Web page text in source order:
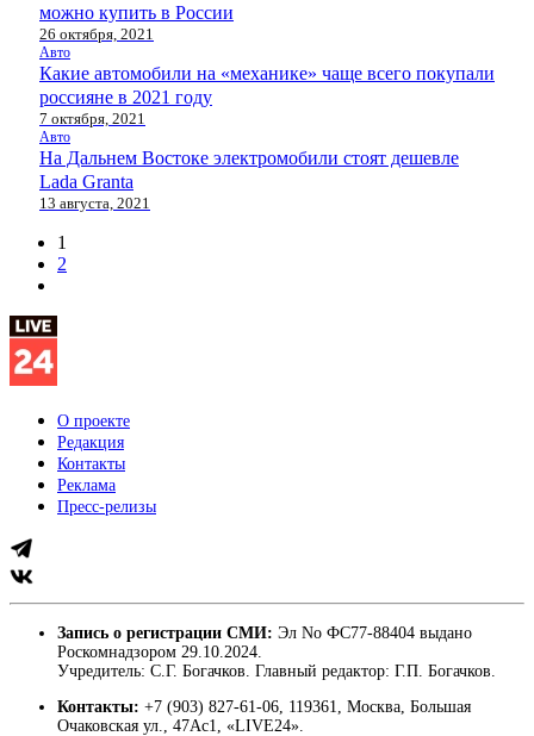
можно купить в России
26 октября, 2021
Авто
Какие автомобили на «механике» чаще всего покупали
россияне в 2021 году
7 октября, 2021
Авто
На Дальнем Востоке электромобили стоят дешевле
Lada Granta
13 августа, 2021
1
2
О проекте
Редакция
Контакты
Реклама
Пресс-релизы
Запись о регистрации СМИ: Эл No ФС77-88404 выдано
Роскомнадзором 29.10.2024.
Учредитель: С.Г. Богачков. Главный редактор: Г.П. Богачков.
Контакты: +7 (903) 827-61-06, 119361, Москва, Большая
Очаковская ул., 47Ас1, «LIVE24».